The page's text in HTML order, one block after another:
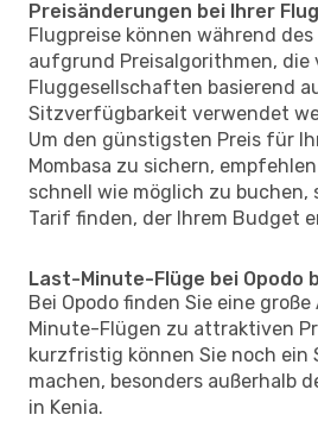
Preisänderungen bei Ihrer
Flugpreise können während
aufgrund Preisalgorithmen, die
Fluggesellschaften basierend
Sitzverfügbarkeit verwendet
Um den günstigsten Preis für
Mombasa zu sichern,
schnell wie möglich zu buchen,
Tarif finden, der Ihrem Budget
Last-Minute-Flüge bei Opodo
Bei Opodo finden Sie eine
Minute-Flügen zu attraktiven
kurzfristig können Sie noch ein
machen, besonders außerhalb
in Kenia.